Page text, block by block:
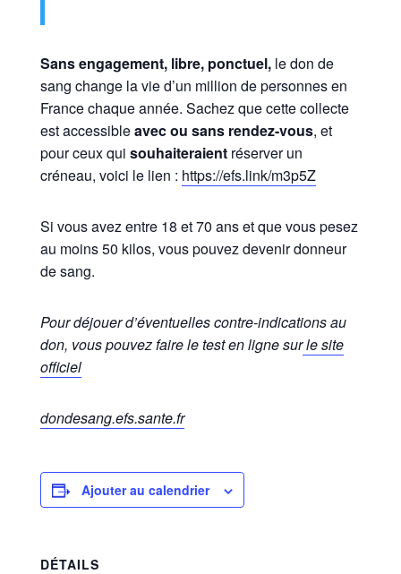
Sans engagement, libre, ponctuel,le don de
sang change la vie d’un million de personnes en
France chaque année. Sachez que cette collecte
est accessibleavec ou sans rendez-vous, et
pour ceux qui souhaiteraientréserver un
créneau, voici le lien : https://efs.link/m3p5Z
Si vous avez entre 18 et 70 ans et que vous pesez
au moins 50 kilos, vous pouvez devenir donneur
de sang.
Pour déjouer d’éventuelles contre-indications au
don, vous pouvez faire le test en ligne surle site
officiel
dondesang.efs.sante.fr
Ajouter au calendrier
DÉTAILS